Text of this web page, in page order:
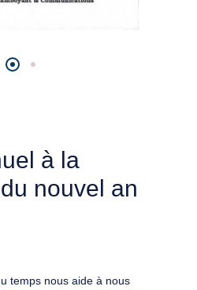
à la
nouvel an
temps nous aide à nous